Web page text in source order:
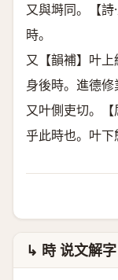
又與塒同。【
時。
又【韻補】叶
身後時。進德修
又叶側吏切。
乎此時也。叶下
↳ 時 说文解字